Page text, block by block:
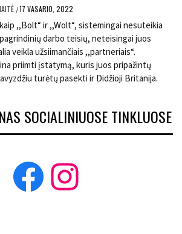
/17 VASARIO, 2022
,,Bolt“ ir ,,Wolt“, sistemingai nesuteikia
darbo teisių, neteisingai juos
veikla užsiimančiais ,,partneriais“.
priimti įstatymą, kuris juos pripažintų
turėtų pasekti ir Didžioji Britanija.
SOCIALINIUOSE TINKLUOSE
Facebook
Instagram